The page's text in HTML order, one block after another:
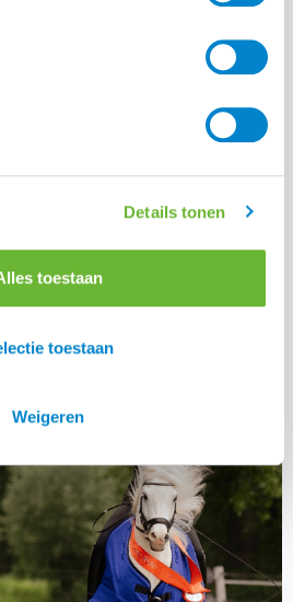
Details tonen
toestaan
toestaan
Weigeren
voor je paard